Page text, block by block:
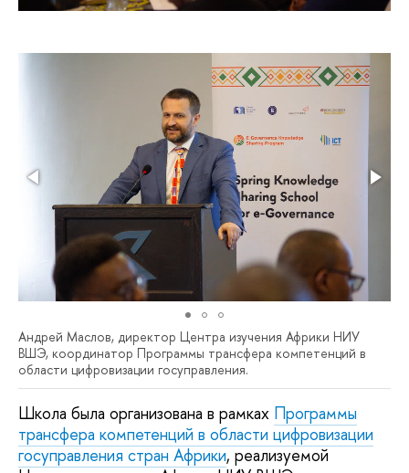
Андрей Маслов, директор Центра изучения Африки НИУ
ВШЭ, координатор Программы трансфера компетенций в
области цифровизации госуправления.
Школа была организована в рамках Программы
трансфера компетенций в области цифровизации
госуправления стран Африки, реализуемой